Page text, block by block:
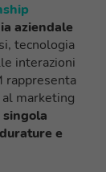
aziendale
tecnologia
interazioni
rappresenta
marketing
singola
e